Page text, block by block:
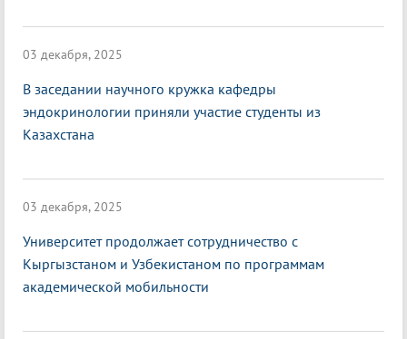
03 декабря, 2025
В заседании научного кружка кафедры
эндокринологии приняли участие студенты из
Казахстана
03 декабря, 2025
Университет продолжает сотрудничество с
Кыргызстаном и Узбекистаном по программам
академической мобильности